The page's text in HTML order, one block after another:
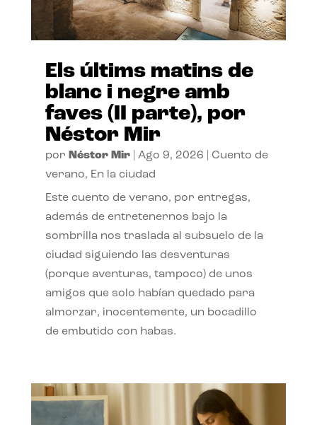
Els últims matins de
blanc i negre amb
faves (II parte), por
Néstor Mir
por Néstor Mir| Ago 9, 2026
Cuento de
verano, En la ciudad
Este cuento de verano, por entregas,
además de entretenernos bajo la
sombrilla nos traslada al subsuelo de la
ciudad siguiendo las desventuras
(porque aventuras, tampoco) de unos
amigos que solo habían quedado para
almorzar, inocentemente, un bocadillo
de embutido con habas.